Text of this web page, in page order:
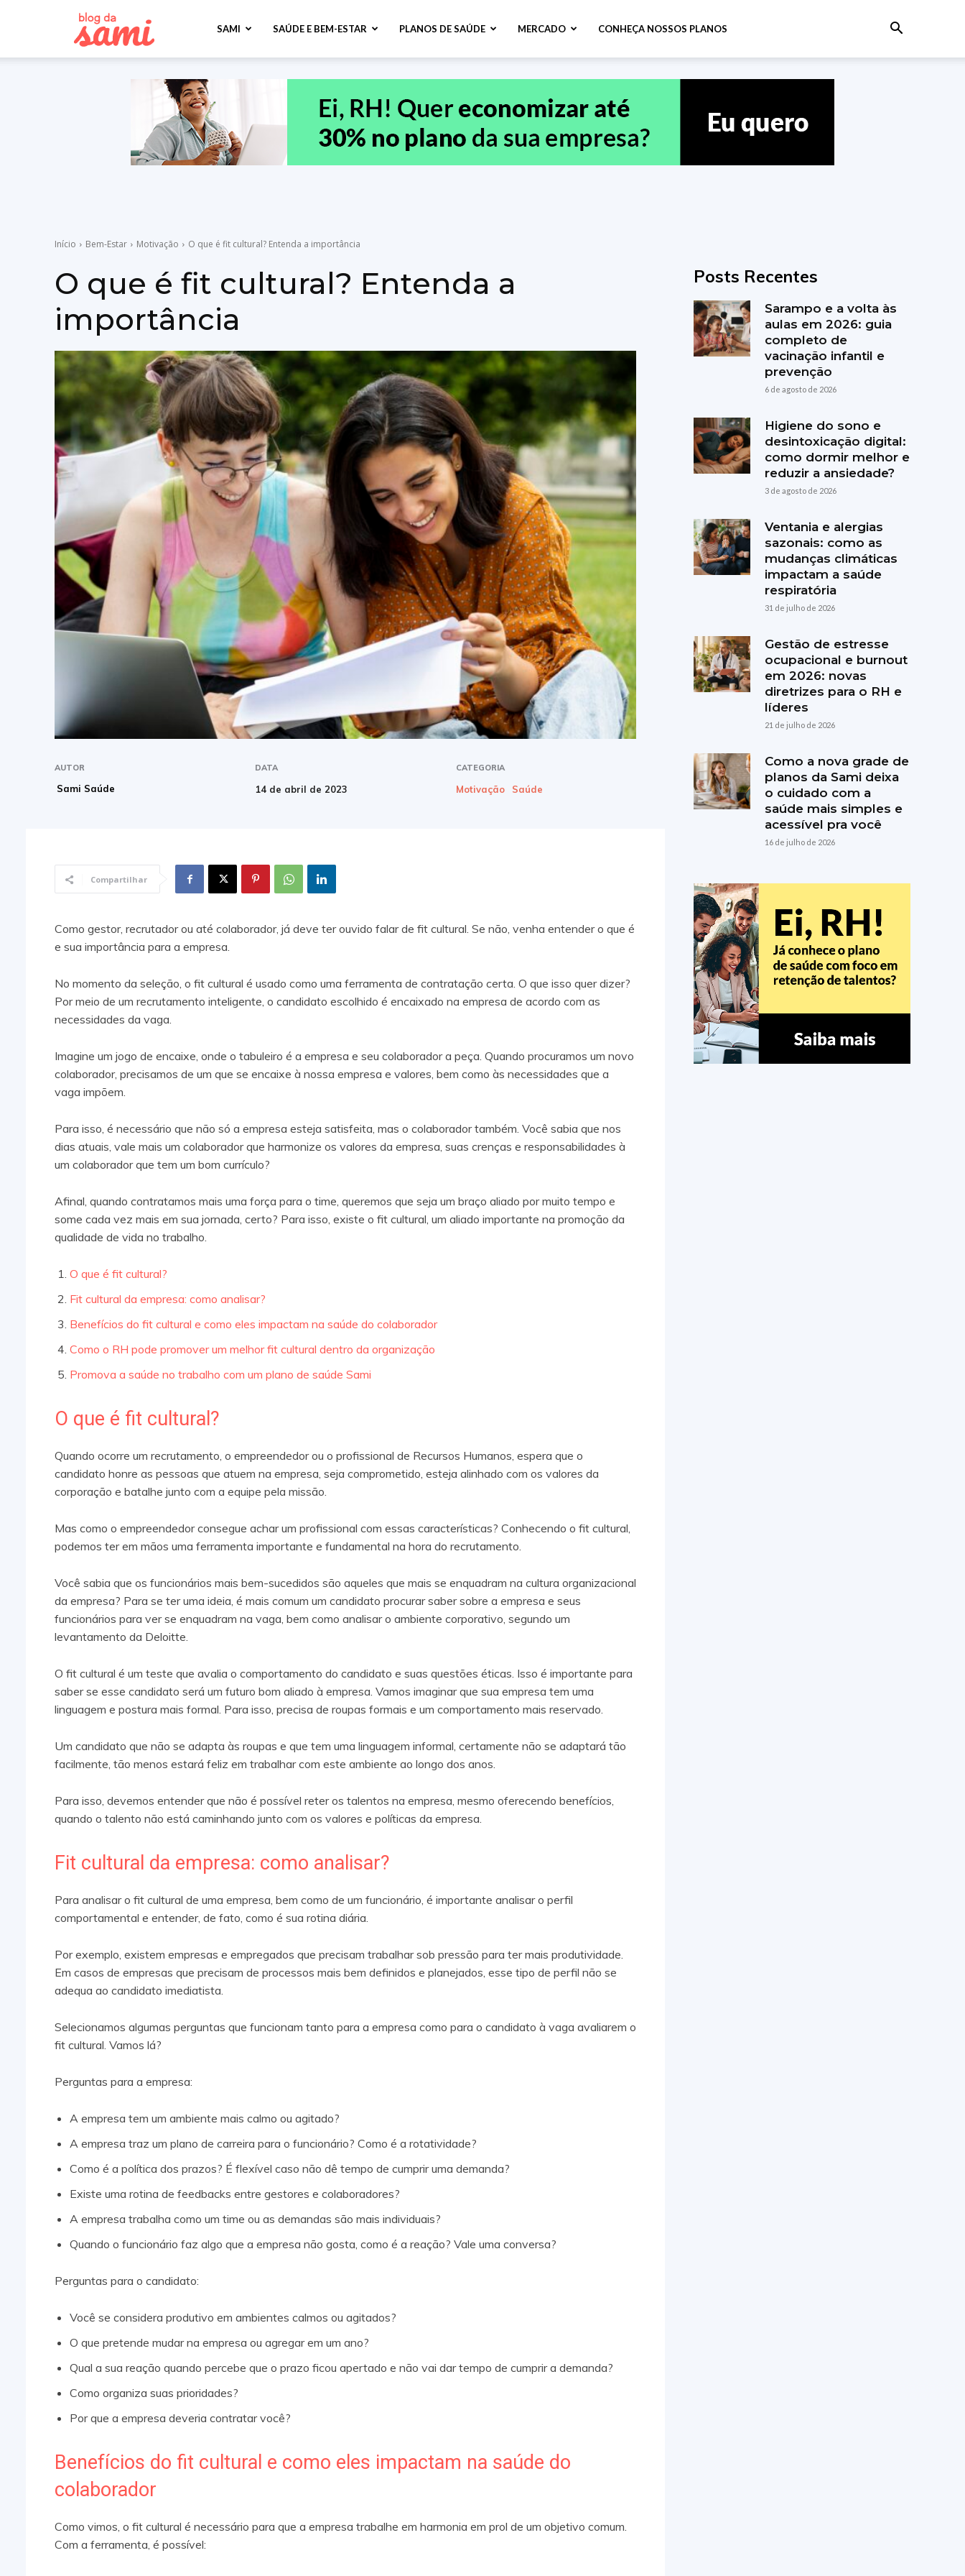
Saúde
SAMI SAÚDE E BEM-ESTAR PLANOS DE SAÚDE MERCADO CONHEÇA NOSSOS PLANOS
Início Bem-Estar Motivação O que é fit cultural? Entenda a importância
O que é fit cultural? Entenda a
importância
AUTOR
Sami Saúde
DATA
14 de abril de 2023
CATEGORIA
Motivação Saúde
Compartilhar
Como gestor, recrutador ou até colaborador, já deve ter ouvido falar de fit cultural. Se não, venha entender o que é
e sua importância para a empresa.
No momento da seleção, o fit cultural é usado como uma ferramenta de contratação certa. O que isso quer dizer?
Por meio de um recrutamento inteligente, o candidato escolhido é encaixado na empresa de acordo com as
necessidades da vaga.
Imagine um jogo de encaixe, onde o tabuleiro é a empresa e seu colaborador a peça. Quando procuramos um novo
colaborador, precisamos de um que se encaixe à nossa empresa e valores, bem como às necessidades que a
vaga impõem.
Para isso, é necessário que não só a empresa esteja satisfeita, mas o colaborador também. Você sabia que nos
dias atuais, vale mais um colaborador que harmonize os valores da empresa, suas crenças e responsabilidades à
um colaborador que tem um bom currículo?
Afinal, quando contratamos mais uma força para o time, queremos que seja um braço aliado por muito tempo e
some cada vez mais em sua jornada, certo? Para isso, existe o fit cultural, um aliado importante na promoção da
qualidade de vida no trabalho.
O que é fit cultural?
Fit cultural da empresa: como analisar?
Benefícios do fit cultural e como eles impactam na saúde do colaborador
Como o RH pode promover um melhor fit cultural dentro da organização
Promova a saúde no trabalho com um plano de saúde Sami
O que é fit cultural?
Quando ocorre um recrutamento, o empreendedor ou o profissional de Recursos Humanos, espera que o
candidato honre as pessoas que atuem na empresa, seja comprometido, esteja alinhado com os valores da
corporação e batalhe junto com a equipe pela missão.
Mas como o empreendedor consegue achar um profissional com essas características? Conhecendo o fit cultural,
podemos ter em mãos uma ferramenta importante e fundamental na hora do recrutamento.
Você sabia que os funcionários mais bem-sucedidos são aqueles que mais se enquadram na cultura organizacional
da empresa? Para se ter uma ideia, é mais comum um candidato procurar saber sobre a empresa e seus
funcionários para ver se enquadram na vaga, bem como analisar o ambiente corporativo, segundo um
levantamento da Deloitte.
O fit cultural é um teste que avalia o comportamento do candidato e suas questões éticas. Isso é importante para
saber se esse candidato será um futuro bom aliado à empresa. Vamos imaginar que sua empresa tem uma
linguagem e postura mais formal. Para isso, precisa de roupas formais e um comportamento mais reservado.
Um candidato que não se adapta às roupas e que tem uma linguagem informal, certamente não se adaptará tão
facilmente, tão menos estará feliz em trabalhar com este ambiente ao longo dos anos.
Para isso, devemos entender que não é possível reter os talentos na empresa, mesmo oferecendo benefícios,
quando o talento não está caminhando junto com os valores e políticas da empresa.
Fit cultural da empresa: como analisar?
Para analisar o fit cultural de uma empresa, bem como de um funcionário, é importante analisar o perfil
comportamental e entender, de fato, como é sua rotina diária.
Por exemplo, existem empresas e empregados que precisam trabalhar sob pressão para ter mais produtividade.
Em casos de empresas que precisam de processos mais bem definidos e planejados, esse tipo de perfil não se
adequa ao candidato imediatista.
Selecionamos algumas perguntas que funcionam tanto para a empresa como para o candidato à vaga avaliarem o
fit cultural. Vamos lá?
Perguntas para a empresa:
A empresa tem um ambiente mais calmo ou agitado?
A empresa traz um plano de carreira para o funcionário? Como é a rotatividade?
Como é a política dos prazos? É flexível caso não dê tempo de cumprir uma demanda?
Existe uma rotina de feedbacks entre gestores e colaboradores?
A empresa trabalha como um time ou as demandas são mais individuais?
Quando o funcionário faz algo que a empresa não gosta, como é a reação? Vale uma conversa?
Perguntas para o candidato:
Você se considera produtivo em ambientes calmos ou agitados?
O que pretende mudar na empresa ou agregar em um ano?
Qual a sua reação quando percebe que o prazo ficou apertado e não vai dar tempo de cumprir a demanda?
Como organiza suas prioridades?
Por que a empresa deveria contratar você?
Benefícios do fit cultural e como eles impactam na saúde do
colaborador
Como vimos, o fit cultural é necessário para que a empresa trabalhe em harmonia em prol de um objetivo comum.
Com a ferramenta, é possível:
Posts Recentes
Sarampo e a volta às
aulas em 2026: guia
completo de
vacinação infantil e
prevenção
6 de agosto de 2026
Higiene do sono e
desintoxicação digital:
como dormir melhor e
reduzir a ansiedade?
3 de agosto de 2026
Ventania e alergias
sazonais: como as
mudanças climáticas
impactam a saúde
respiratória
31 de julho de 2026
Gestão de estresse
ocupacional e burnout
em 2026: novas
diretrizes para o RH e
líderes
21 de julho de 2026
Como a nova grade de
planos da Sami deixa
o cuidado com a
saúde mais simples e
acessível pra você
16 de julho de 2026